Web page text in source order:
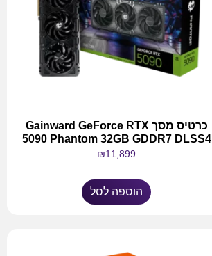
כרטיס מסך Gainward GeForce RTX
5090 Phantom 32GB GDDR7 DLSS4
₪11,899
הוספה לסל